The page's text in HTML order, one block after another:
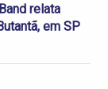
relata
em SP